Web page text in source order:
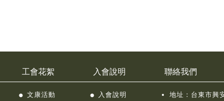
工會花絮
文康活動
入會說明
入會說明
聯絡我們
地址：台東市興